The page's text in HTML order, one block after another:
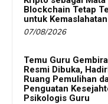
Blockchain Tetap
untuk Kemaslahatan
07/08/2026
Temu Guru
Resmi Dibuka,
Ruang Pemulihan
Penguatan
Psikologis Guru